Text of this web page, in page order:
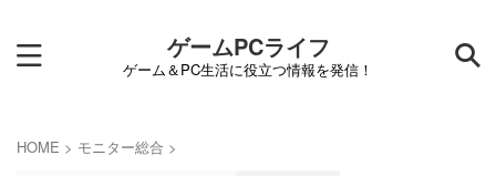
ゲームPCライフ
ゲーム＆PC生活に役立つ情報を発信！
HOME > モニター総合 >